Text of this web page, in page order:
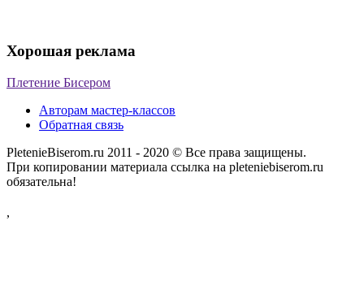
Хорошая реклама
Плетение Бисером
Авторам мастер-классов
Обратная связь
PletenieBiserom.ru 2011 - 2020 © Все права защищены.
При копировании материала ссылка на pleteniebiserom.ru
обязательна!
,